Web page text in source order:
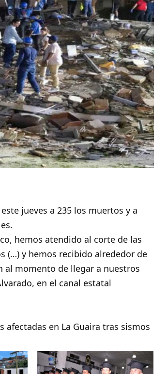
jueves a 235 los muertosy a
hemos atendido al corte de las
(…) y hemos recibido alrededor de
al momento de llegar a nuestros
en el canal estatal
afectadas en La Guaira tras sismos